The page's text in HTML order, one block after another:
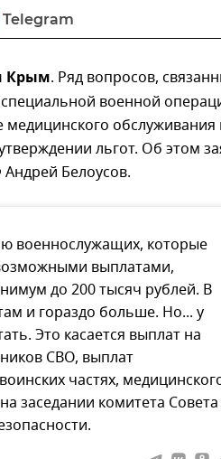
Telegram
Крым. Ряд вопросов,
военной
обслуживания
льгот. Об этом
Белоусов.
военнослужащих, которые
выплатами,
до 200 тысяч рублей. В
и гораздо больше. Но... у
Это касается выплат на
СВО, выплат
частях,
заседании комитета Совета